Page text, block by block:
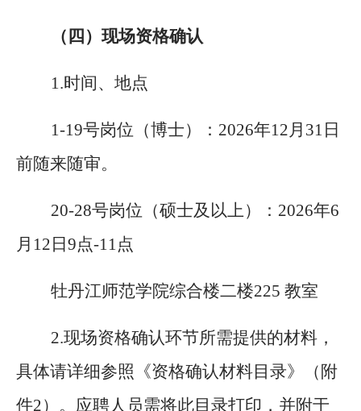
（ 四 ）现场资格确认
1.时间、地点
1-19号岗位（博士）： 2026年12月31日
前随来随审。
20-28号岗位（硕士及以上） ： 2026年6
月12日9点-11点
牡丹江师范学院综合楼二楼225 教室
2.现场资格确认环节所需提供的材料，
具体请详细参照《资格确认材料目录》（附
件2）。应聘人员需将此目录打印，并附于